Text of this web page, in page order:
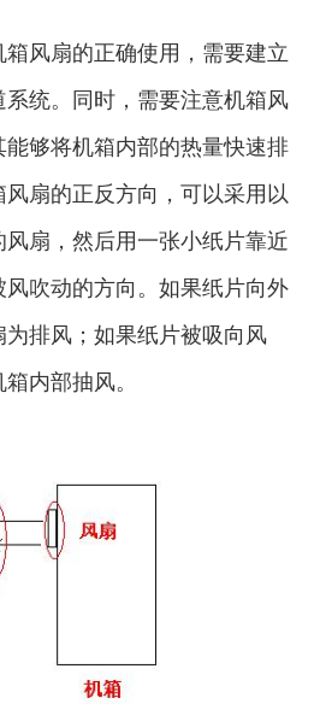
风扇的正确使用，需要建立
统。同时，需要注意机箱风
够将机箱内部的热量快速排
扇的正反方向，可以采用以
扇，然后用一张小纸片靠近
吹动的方向。如果纸片向外
排风；如果纸片被吸向风
内部抽风。